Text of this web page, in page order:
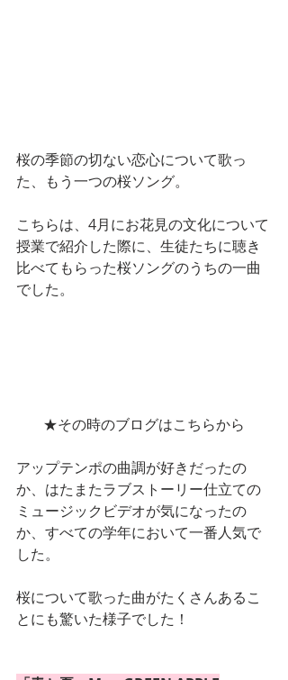
桜の季節の切ない恋心について歌っ
た、もう一つの桜ソング。
こちらは、4月にお花見の文化について
授業で紹介した際に、生徒たちに聴き
比べてもらった桜ソングのうちの一曲
でした。
★その時のブログはこちらから
アップテンポの曲調が好きだったの
か、はたまたラブストーリー仕立ての
ミュージックビデオが気になったの
か、すべての学年において一番人気で
した。
桜について歌った曲がたくさんあるこ
とにも驚いた様子でした！